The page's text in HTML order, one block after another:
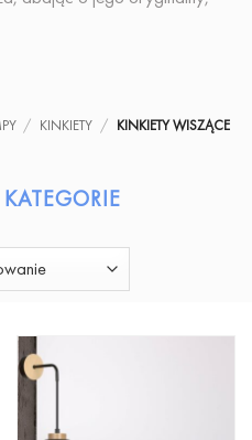
/ KINKIETY / KINKIETY WISZĄCE